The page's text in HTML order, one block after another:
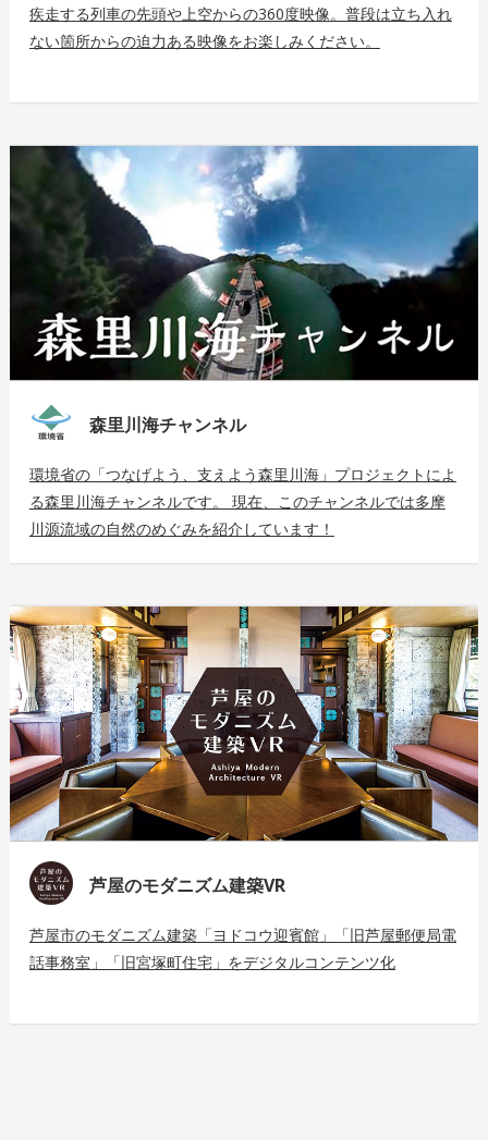
疾走する列車の先頭や上空からの360度映像。普段は立ち入れ
ない箇所からの迫力ある映像をお楽しみください。
森里川海チャンネル
環境省の「つなげよう、支えよう森里川海」プロジェクトによ
る森里川海チャンネルです。 現在、このチャンネルでは多摩
川源流域の自然のめぐみを紹介しています！
芦屋のモダニズム建築VR
芦屋市のモダニズム建築「ヨドコウ迎賓館」「旧芦屋郵便局電
話事務室」「旧宮塚町住宅」をデジタルコンテンツ化